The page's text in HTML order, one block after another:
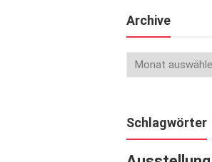
Archive
Schlagwörter